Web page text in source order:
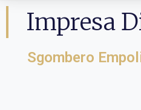
Impresa
Sgombero